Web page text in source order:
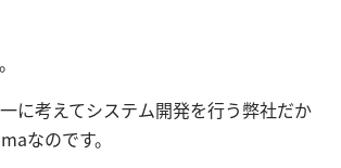
に考えてシステム開発を行う弊社だか
なのです。